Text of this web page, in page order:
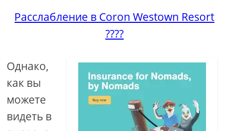
Расслабление в Coron Westown Resort
????
Однако,
как вы
можете
видеть в